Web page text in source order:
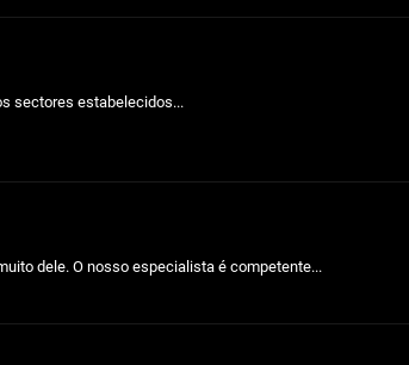
sectores estabelecidos...
dele. O nosso especialista é competente...